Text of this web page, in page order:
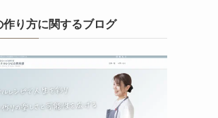
作り方に関するブログ